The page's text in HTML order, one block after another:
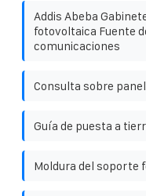
Addis Abeba
fotovoltaica Fuente
comunicaciones
Consulta sobre
Guía de puesta a
Moldura del soporte